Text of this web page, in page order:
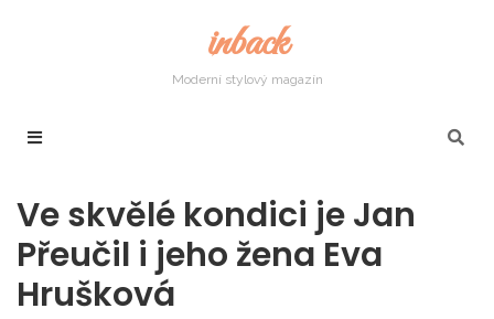
inback
Moderní stylový magazín
Ve skvělé kondici je Jan
Přeučil i jeho žena Eva
Hrušková